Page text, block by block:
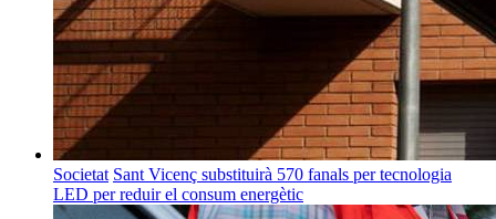
Societat Sant Vicenç substituirà 570 fanals per tecnologia
LED per reduir el consum energètic